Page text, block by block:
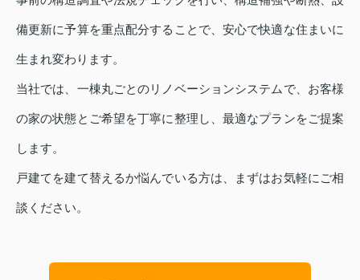
備更新に予算を重点配分することで、安心で快適な住まいに
生まれ変わります。
当社では、一棟丸ごとのリノベーションシステムで、お客様
の家の状態とご希望を丁寧に整理し、最適なプランをご提案
します。
戸建てを建て替えるか悩んでいる方は、まずはお気軽にご相
談ください。